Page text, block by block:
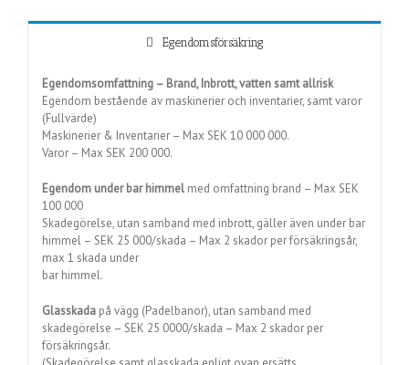
Egendomsförsäkring
Egendomsomfattning – Brand, Inbrott, vatten samt allrisk
Egendom bestående av maskinerier och inventarier, samt varor
(Fullvärde)
Maskinerier & Inventarier – Max SEK 10 000 000.
Varor – Max SEK 200 000.
Egendom under bar himmel med omfattning brand – Max SEK
100 000
Skadegörelse, utan samband med inbrott, gäller även under bar
himmel – SEK 25 000/skada – Max 2 skador per försäkringsår,
max 1 skada under
bar himmel.
Glasskada på vägg (Padelbanor), utan samband med
skadegörelse – SEK 25 0000/skada – Max 2 skador per
försäkringsår.